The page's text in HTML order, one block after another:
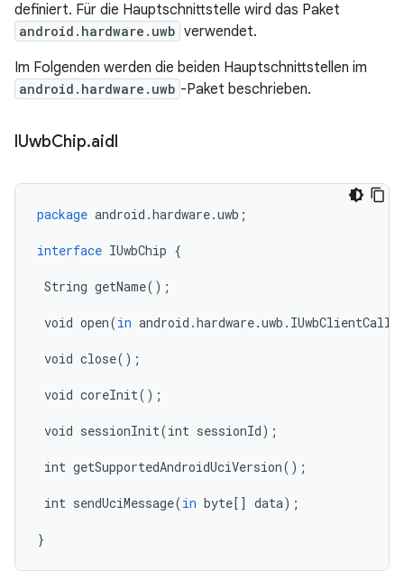
definiert. Für die Hauptschnittstelle wird das Paket
android.hardware.uwb verwendet.
Im Folgenden werden die beiden Hauptschnittstellen im
android.hardware.uwb -Paket beschrieben.
IUwbChip.aidl
package android .hardware.uwb ;
interface IUwbChip {
String getName();
void open(in android .hardware.uwb .
void close();
void coreInit();
void sessionInit(int sessionId);
int getSupportedAndroidUciVersion();
int sendUciMessage(in byte[] data);
}